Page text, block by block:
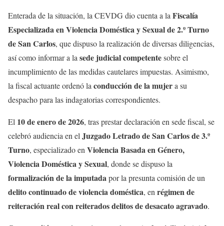
Enterada de la situación, la CEVDG dio cuenta a laFiscalía
Especializada en Violencia Doméstica y Sexual de 2.º Turno
de San Carlos, que dispuso la realización de diversas diligencias,
así como informar a lasede judicial competentesobre el
incumplimiento de las medidas cautelares impuestas. Asimismo,
la fiscal actuante ordenó laconducción de la mujera su
despacho para las indagatorias correspondientes.
El 10 de enero de 2026, tras prestar declaración en sede fiscal, se
celebró audiencia en elJuzgado Letrado de San Carlos de 3.º
Turno, especializado enViolencia Basada en Género,
Violencia Doméstica y Sexual, donde se dispuso la
formalización de la imputadapor la presunta comisión de un
delito continuado de violencia doméstica, enrégimen de
reiteración real con reiterados delitos de desacato agravado.